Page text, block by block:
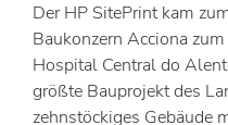
Der HP SitePrint kam
Baukonzern Acciona
Hospital Central do
größte Bauprojekt des
zehnstöckiges Gebäude